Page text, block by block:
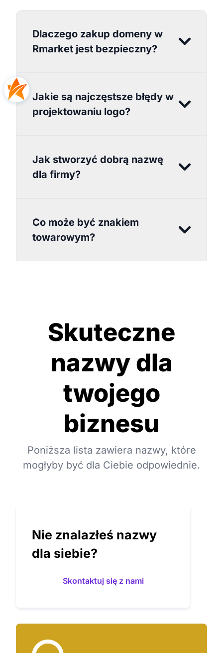
Dlaczego zakup domeny w
Rmarket jest bezpieczny?
Jakie są najczęstsze błędy w
projektowaniu logo?
Jak stworzyć dobrą nazwę
dla firmy?
Co może być znakiem
towarowym?
Skuteczne
nazwy dla
twojego
biznesu
Poniższa lista zawiera nazwy, które
mogłyby być dla Ciebie odpowiednie.
Nie znalazłeś nazwy
dla siebie?
Skontaktuj się z nami